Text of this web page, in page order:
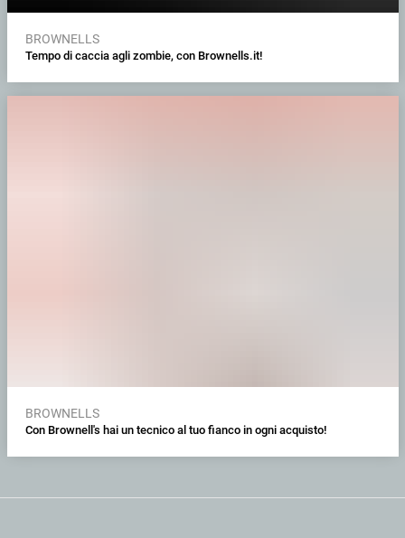
BROWNELLS
Tempo di caccia agli zombie, con Brownells.it!
BROWNELLS
Con Brownell's hai un tecnico al tuo fianco in ogni acquisto!